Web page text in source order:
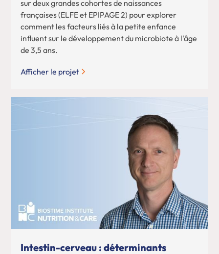
sur deux grandes cohortes de naissances
françaises (ELFE et EPIPAGE 2) pour explorer
comment les facteurs liés à la petite enfance
influent sur le développement du microbiote à l'âge
de 3,5 ans.
Afficher le projet
Intestin-cerveau : déterminants